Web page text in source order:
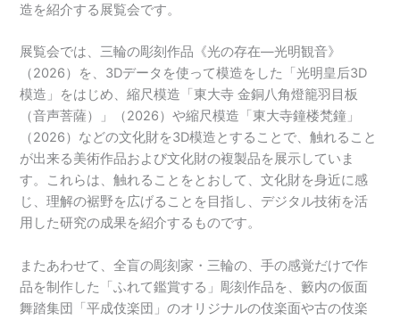
造を紹介する展覧会です。
展覧会では、三輪の彫刻作品《光の存在―光明観音》
（2026）を、3Dデータを使って模造をした「光明皇后3D
模造」をはじめ、縮尺模造「東大寺 金銅八角燈籠羽目板
（音声菩薩）」（2026）や縮尺模造「東大寺鐘楼梵鐘」
（2026）などの文化財を3D模造とすることで、触れること
が出来る美術作品および文化財の複製品を展示していま
す。これらは、触れることをとおして、文化財を身近に感
じ、理解の裾野を広げることを目指し、デジタル技術を活
用した研究の成果を紹介するものです。
またあわせて、全盲の彫刻家・三輪の、手の感覚だけで作
品を制作した「ふれて鑑賞する」彫刻作品を、籔内の仮面
舞踏集団「平成伎楽団」のオリジナルの伎楽面や古の伎楽